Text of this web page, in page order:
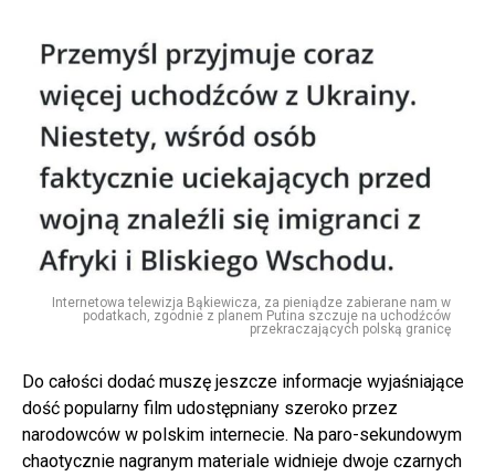
Internetowa telewizja Bąkiewicza, za pieniądze zabierane nam w
podatkach, zgodnie z planem Putina szczuje na uchodźców
przekraczających polską granicę
Do całości dodać muszę jeszcze informacje wyjaśniające
dość popularny film udostępniany szeroko przez
narodowców w polskim internecie. Na paro-sekundowym
chaotycznie nagranym materiale widnieje dwoje czarnych